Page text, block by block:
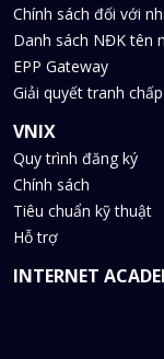
Chính sách đối với
Danh sách NĐK tên
EPP Gateway
Giải quyết tranh
VNIX
Quy trình đăng ký
Chính sách
Tiêu chuẩn kỹ thuật
Hỗ trợ
INTERNET